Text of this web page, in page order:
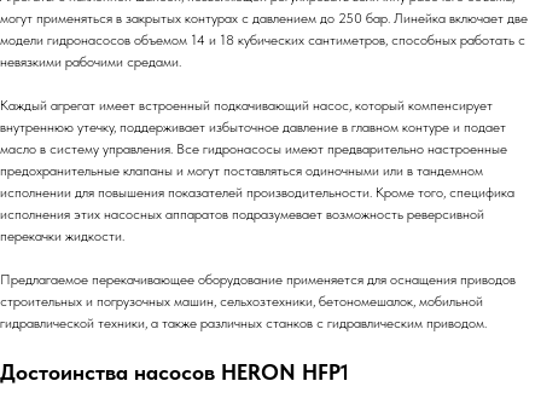
могут применяться в закрытых контурах с давлением до 250 бар. Линейка включает две
модели гидронасосов объемом 14 и 18 кубических сантиметров, способных работать с
невязкими рабочими средами.
Каждый агрегат имеет встроенный подкачивающий насос, который компенсирует
внутреннюю утечку, поддерживает избыточное давление в главном контуре и подает
масло в систему управления. Все гидронасосы имеют предварительно настроенные
предохранительные клапаны и могут поставляться одиночными или в тандемном
исполнении для повышения показателей производительности. Кроме того, специфика
исполнения этих насосных аппаратов подразумевает возможность реверсивной
перекачки жидкости.
Предлагаемое перекачивающее оборудование применяется для оснащения приводов
строительных и погрузочных машин, сельхозтехники, бетономешалок, мобильной
гидравлической техники, а также различных станков с гидравлическим приводом.
Достоинства насосов HERON HFP1